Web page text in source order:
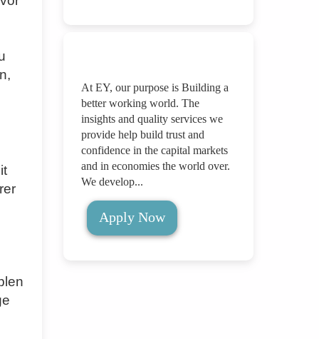
At EY, our purpose is Building a
better working world. The
insights and quality services we
provide help build trust and
confidence in the capital markets
and in economies the world over.
We develop...
Apply Now